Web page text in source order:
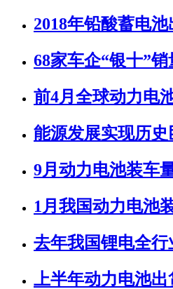
2018年铅酸蓄电
68家车企“银十”
前4月全球动力电
能源发展实现历
9月动力电池装车
1月我国动力电池
去年我国锂电全
上半年动力电池出